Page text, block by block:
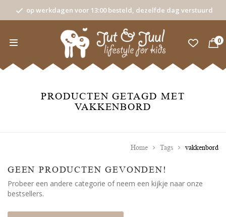
op werkdagen voor 13:00 besteld, dezelfde dag verstuurd
0
PRODUCTEN GETAGD MET
VAKKENBORD
Home Tags vakkenbord
GEEN PRODUCTEN GEVONDEN!
Probeer een andere categorie of neem een kijkje naar onze
bestsellers.